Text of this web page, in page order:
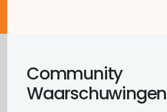
Community
Waarschuwingen